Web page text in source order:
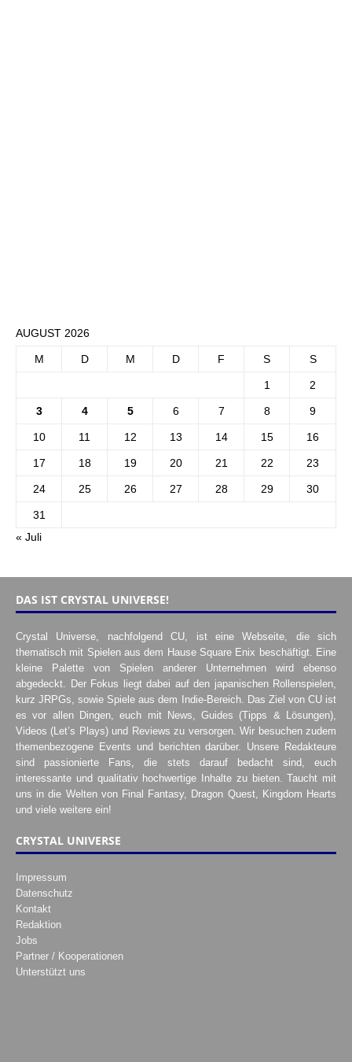
AUGUST 2026
M D M D F S S
1 2
3 4 5 6 7 8 9
10 11 12 13 14 15 16
17 18 19 20 21 22 23
24 25 26 27 28 29 30
31
« Juli
DAS IST CRYSTAL UNIVERSE!
Crystal Universe, nachfolgend CU, ist eine Webseite, die sich
thematisch mit Spielen aus dem Hause Square Enix beschäftigt. Eine
kleine Palette von Spielen anderer Unternehmen wird ebenso
abgedeckt. Der Fokus liegt dabei auf den japanischen Rollenspielen,
kurz JRPGs, sowie Spiele aus dem Indie-Bereich. Das Ziel von CU ist
es vor allen Dingen, euch mit News, Guides (Tipps & Lösungen),
Videos (Let’s Plays) und Reviews zu versorgen. Wir besuchen zudem
themenbezogene Events und berichten darüber. Unsere Redakteure
sind passionierte Fans, die stets darauf bedacht sind, euch
interessante und qualitativ hochwertige Inhalte zu bieten. Taucht mit
uns in die Welten von Final Fantasy, Dragon Quest, Kingdom Hearts
und viele weitere ein!
CRYSTAL UNIVERSE
Impressum
Datenschutz
Kontakt
Redaktion
Jobs
Partner / Kooperationen
Unterstützt uns